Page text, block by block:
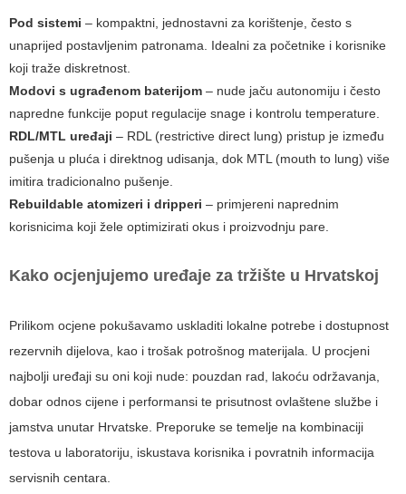
Pod sistemi – kompaktni, jednostavni za korištenje, često s
unaprijed postavljenim patronama. Idealni za početnike i korisnike
koji traže diskretnost.
Modovi s ugrađenom baterijom – nude jaču autonomiju i često
napredne funkcije poput regulacije snage i kontrolu temperature.
RDL/MTL uređaji – RDL (restrictive direct lung) pristup je između
pušenja u pluća i direktnog udisanja, dok MTL (mouth to lung) više
imitira tradicionalno pušenje.
Rebuildable atomizeri i dripperi – primjereni naprednim
korisnicima koji žele optimizirati okus i proizvodnju pare.
Kako ocjenjujemo uređaje za tržište u Hrvatskoj
Prilikom ocjene pokušavamo uskladiti lokalne potrebe i dostupnost
rezervnih dijelova, kao i trošak potrošnog materijala. U procjeni
najbolji uređaji su oni koji nude: pouzdan rad, lakoću održavanja,
dobar odnos cijene i performansi te prisutnost ovlaštene službe i
jamstva unutar Hrvatske. Preporuke se temelje na kombinaciji
testova u laboratoriju, iskustava korisnika i povratnih informacija
servisnih centara.